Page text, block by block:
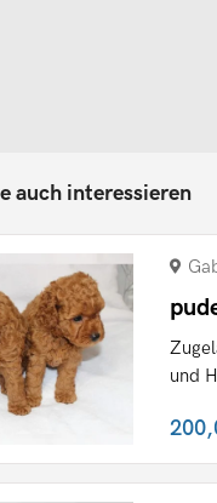
auch interessieren
und